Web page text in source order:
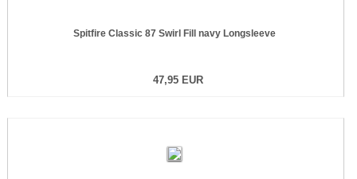
Spitfire Classic 87 Swirl Fill navy Longsleeve
47,95 EUR